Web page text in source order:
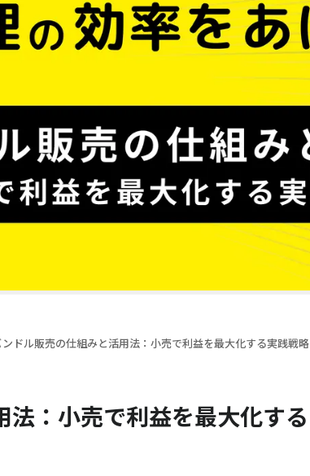
ドル販売の仕組みと活用法：小売で利益を最大化する実践戦略
：小売で利益を最大化する